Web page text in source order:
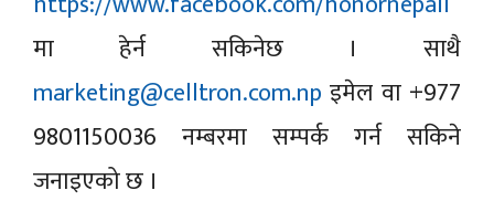
मा हेर्न सकिनेछ । साथै
marketing@celltron.com.np इमेल वा +977
9801150036 नम्बरमा सम्पर्क गर्न सकिने
जनाइएको छ ।